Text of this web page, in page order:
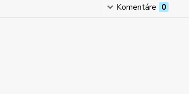
Komentáre 0